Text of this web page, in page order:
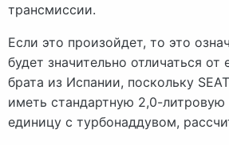
трансмиссии.
Если это произойдет, то это
будет значительно отличаться
брата из Испании, поскольку
иметь стандартную 2,0-литровую
единицу с турбонаддувом,